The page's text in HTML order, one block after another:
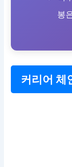
봉
커리어 체